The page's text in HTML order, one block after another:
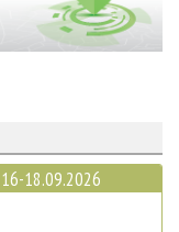
16-18.09.2026